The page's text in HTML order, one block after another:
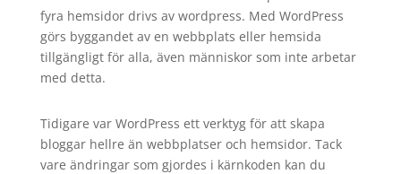
fyra hemsidor drivs av wordpress. Med WordPress
görs byggandet av en webbplats eller hemsida
tillgängligt för alla, även människor som inte arbetar
med detta.
Tidigare var WordPress ett verktyg för att skapa
bloggar hellre än webbplatser och hemsidor. Tack
vare ändringar som gjordes i kärnkoden kan du